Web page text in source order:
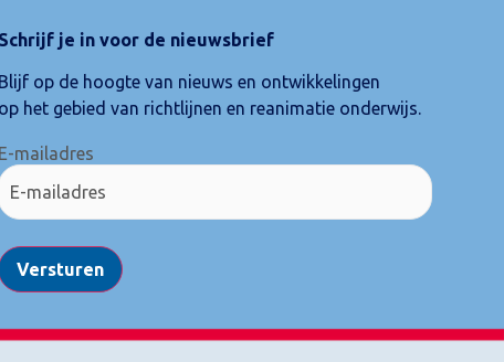
Schrijf je in voor de nieuwsbrief
Blijf op de hoogte van nieuws en ontwikkelingen
op het gebied van richtlijnen en reanimatie onderwijs.
E-mailadres
Versturen